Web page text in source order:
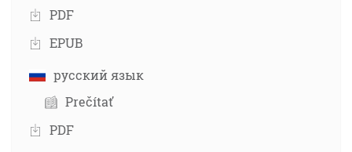
PDF
EPUB
русский язык
Prečítať
PDF